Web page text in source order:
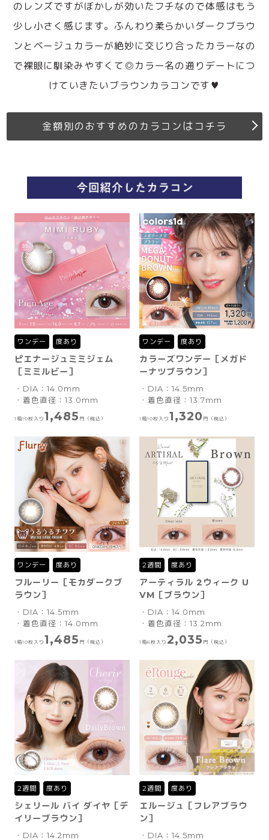
のレンズですがぼかしが効いたフチなので体感はもう
少し小さく感じます。ふんわり柔らかいダークブラウ
ンとベージュカラーが絶妙に交じり合ったカラーなの
で裸眼に馴染みやすくて◎カラー名の通りデートにつ
けていきたいブラウンカラコンです♥
金額別のおすすめのカラコン は コチラ
ワンデー 度あり
ピエナージュミミジェム
［ミミルビー］
・DIA：14.0mm
・着色直径：13.0mm
1箱10枚入り 1,485 円（税込）
ワンデー 度あり
カラーズワンデー［メガド
ーナツブラウン］
・DIA：14.5mm
・着色直径：13.7mm
1箱10枚入り 1,320 円（税込）
ワンデー 度あり
フルーリー［モカダークブ
ラウン］
・DIA：14.5mm
・着色直径：14.0mm
1箱10枚入り 1,485 円（税込）
2週間 度あり
アーティラル 2ウィーク U
VM［ブラウン］
・DIA：14.0mm
・着色直径：13.2mm
1箱6枚入り 2,035 円（税込）
2週間 度あり
シェリール バイ ダイヤ［デ
イリーブラウン］
・DIA：14.2mm
2週間 度あり
エルージュ［フレアブラウ
ン］
・DIA：14.5mm